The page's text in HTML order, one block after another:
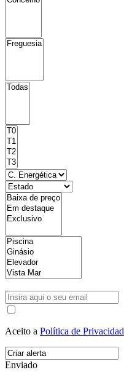
Aceito a Política de
Enviado